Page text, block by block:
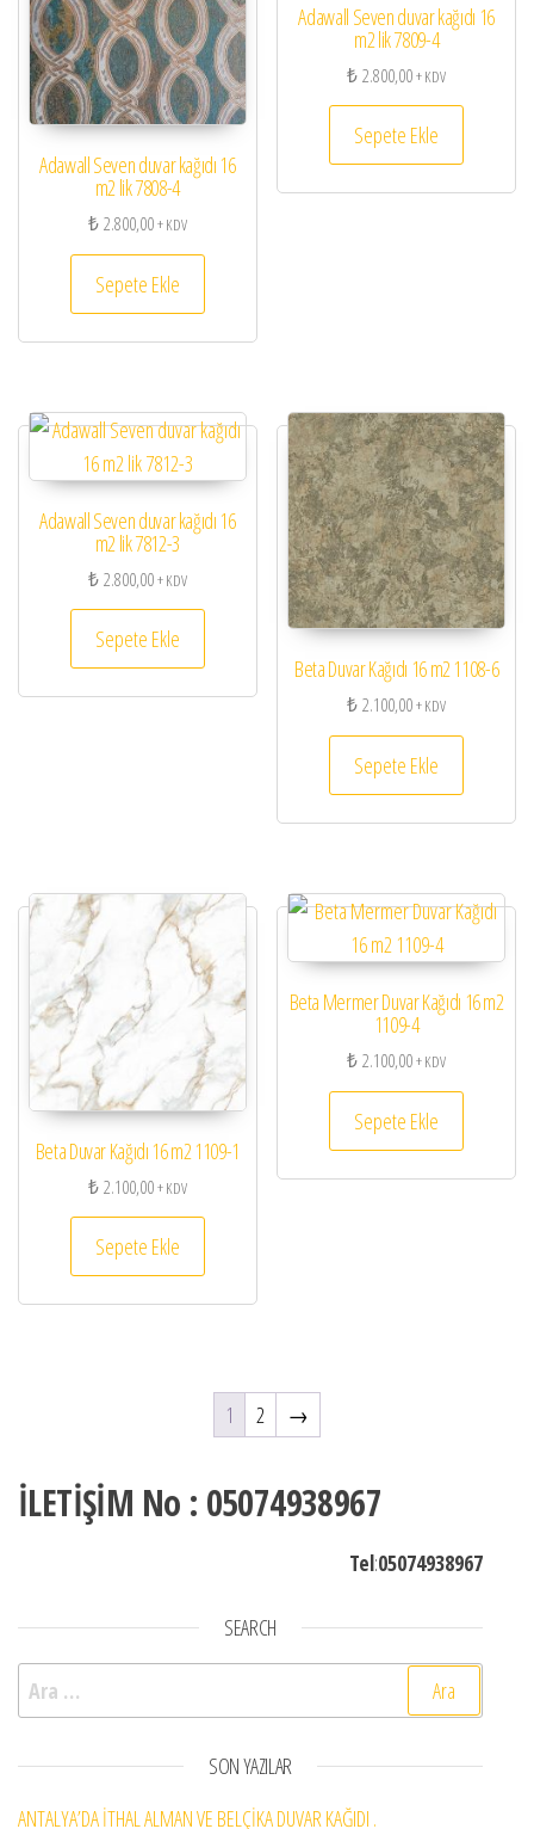
Adawall Seven duvar kağıdı 16
m2 lik 7808-4
₺2.800,00+ KDV
Sepete Ekle
Adawall Seven duvar kağıdı 16
m2 lik 7809-4
₺2.800,00+ KDV
Sepete Ekle
Adawall Seven duvar kağıdı 16
m2 lik 7812-3
₺2.800,00+ KDV
Sepete Ekle
Beta Duvar Kağıdı 16 m2 1108-6
₺2.100,00+ KDV
Sepete Ekle
Beta Duvar Kağıdı 16 m2 1109-1
₺2.100,00+ KDV
Sepete Ekle
Beta Mermer Duvar Kağıdı 16 m2
1109-4
₺2.100,00+ KDV
Sepete Ekle
1 2 →
İLETİŞİM No : 05074938967
Tel:05074938967
SEARCH
Arama:
SON YAZILAR
ANTALYA’DA İTHAL ALMAN VE BELÇİKA DUVAR KAĞIDI .